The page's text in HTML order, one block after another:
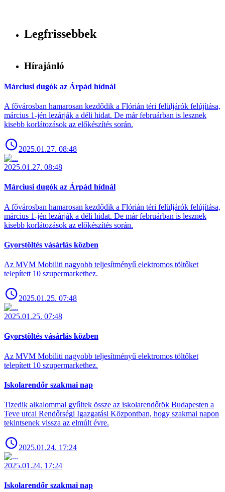
Legfrissebbek
Hírajánló
Márciusi dugók az Árpád hídnál
A fővárosban hamarosan kezdődik a Flórián téri felüljárók felújítása,
március 1-jén lezárják a déli hidat. De már februárban is lesznek
kisebb korlátozások az előkészítés során.
2025.01.27. 08:48
2025.01.27. 08:48
Márciusi dugók az Árpád hídnál
A fővárosban hamarosan kezdődik a Flórián téri felüljárók felújítása,
március 1-jén lezárják a déli hidat. De már februárban is lesznek
kisebb korlátozások az előkészítés során.
Gyorstöltés vásárlás közben
Az MVM Mobiliti nagyobb teljesítményű elektromos töltőket
telepített 10 szupermarkethez.
2025.01.25. 07:48
2025.01.25. 07:48
Gyorstöltés vásárlás közben
Az MVM Mobiliti nagyobb teljesítményű elektromos töltőket
telepített 10 szupermarkethez.
Iskolarendőr szakmai nap
Tizedik alkalommal gyűltek össze az iskolarendőrök Budapesten a
Teve utcai Rendőrségi Igazgatási Központban, hogy szakmai napon
tekintsenek vissza az elmúlt évre.
2025.01.24. 17:24
2025.01.24. 17:24
Iskolarendőr szakmai nap